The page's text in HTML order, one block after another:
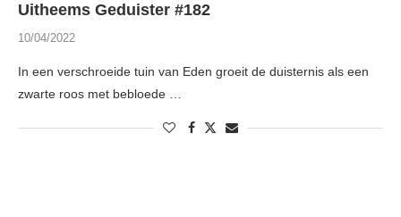
Uitheems Geduister #182
10/04/2022
In een verschroeide tuin van Eden groeit de duisternis als een
zwarte roos met bebloede …